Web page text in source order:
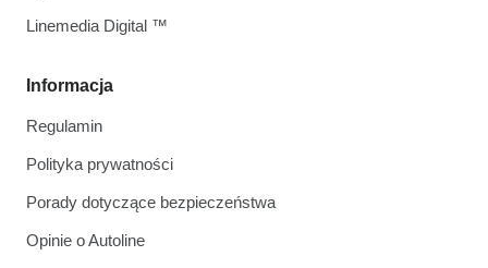
Informacja
Regulamin
Polityka prywatności
Porady dotyczące bezpieczeństwa
Opinie o Autoline
Linemedia Digital ™